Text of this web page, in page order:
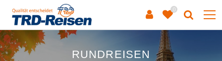
0
RUNDREISEN